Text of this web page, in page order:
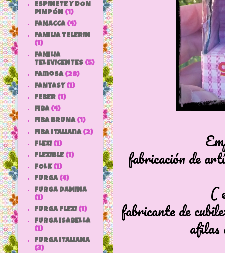
fabricación de
(
fabricante de
afilas
ESPINETE Y DON
PIMPÓN (1)
FAMACCA (4)
FAMILIA TELERIN
(1)
FAMILIA
TELEVICENTES (5)
Famosa (28)
FANTASY (1)
FEBER (1)
FIBA (4)
FIBA BRUNA (1)
fiba italiana (2)
FLEXI (1)
FLEXIBLE (1)
FOLK (1)
FURGA (4)
FURGA DAMINA
(1)
FURGA FLEXI (1)
FURGA ISABELLA
(1)
FURGA ITALIANA
(3)